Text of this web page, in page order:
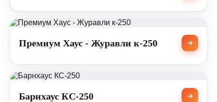
Премиум Хаус - Журавли к-250
Барнхаус КС-250